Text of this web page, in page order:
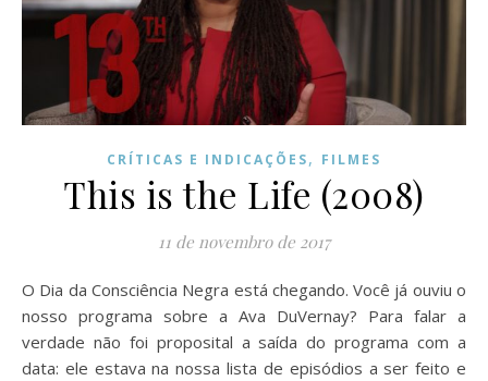
CRÍTICAS E INDICAÇÕES, FILMES
This is the Life (2008)
11 de novembro de 2017
O Dia da Consciência Negra está chegando. Você já ouviu o
nosso programa sobre a Ava DuVernay? Para falar a
verdade não foi proposital a saída do programa com a
data: ele estava na nossa lista de episódios a ser feito e